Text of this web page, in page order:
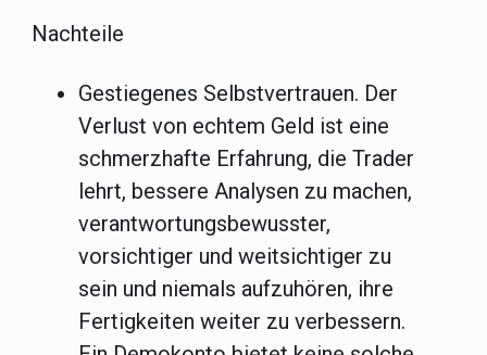
Nachteile
Gestiegenes Selbstvertrauen. Der
Verlust von echtem Geld ist eine
schmerzhafte Erfahrung, die Trader
lehrt, bessere Analysen zu machen,
verantwortungsbewusster,
vorsichtiger und weitsichtiger zu
sein und niemals aufzuhören, ihre
Fertigkeiten weiter zu verbessern.